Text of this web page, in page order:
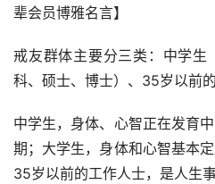
辈会员博雅名言】
戒友群体主要分三类：中学生
科、硕士、博士）、35岁以前的
中学生，身体、心智正在发育
期；大学生，身体和心智基本
35岁以前的工作人士，是人生